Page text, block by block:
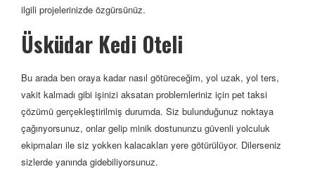
ilgili projelerinizde özgürsünüz.
Üsküdar Kedi Oteli
Bu arada ben oraya kadar nasıl götüreceğim, yol uzak, yol ters,
vakit kalmadı gibi işinizi aksatan problemleriniz için pet taksi
çözümü gerçekleştirilmiş durumda. Siz bulunduğunuz noktaya
çağırıyorsunuz, onlar gelip minik dostununzu güvenli yolculuk
ekipmaları ile siz yokken kalacakları yere götürülüyor. Dilerseniz
sizlerde yanında gidebiliyorsunuz.